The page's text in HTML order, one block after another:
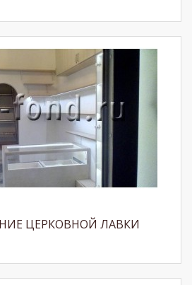
ЦЕРКОВНОЙ ЛАВКИ